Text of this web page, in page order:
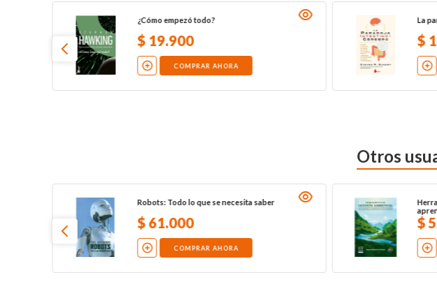
¿Cómo empezó todo?
$ 19.900
COMPRAR AHORA
La
$
Otros
Robots: Todo lo que se necesita saber
$61.000
COMPRAR AHORA
$